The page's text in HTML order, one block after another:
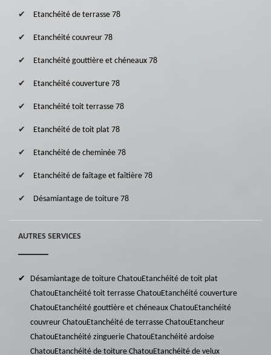
Etanchéité de terrasse 78
Etanchéité couvreur 78
Etanchéité gouttière et chéneaux 78
Etanchéité couverture 78
Etanchéité toit terrasse 78
Etanchéité de toit plat 78
Etanchéité de cheminée 78
Etanchéité de faîtage et faîtière 78
Désamiantage de toiture 78
AUTRES SERVICES
Désamiantage de toiture ChatouEtanchéité de toit plat
ChatouEtanchéité toit terrasse ChatouEtanchéité couverture
ChatouEtanchéité gouttière et chéneaux ChatouEtanchéité
couvreur ChatouEtanchéité de terrasse ChatouEtancheur
ChatouEtanchéité zinguerie ChatouEtanchéité ardoise
ChatouEtanchéité de toiture ChatouEtanchéité de velux